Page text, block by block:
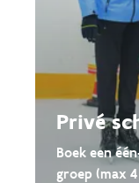
Privé
Boek een
groep (max